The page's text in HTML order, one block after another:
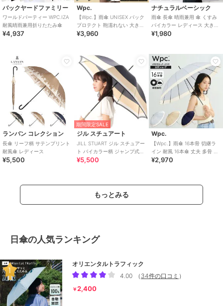
バックヤードファミリー
ワールドパーティー WPC.IZA
耐風晴雨兼用折りたたみ傘
¥4,937
Wpc.
【Wpc.】雨傘 UNISEX バック
プロテクト 鞄濡れない 大きい
傘 耐風 ジャンプ傘
¥3,960
ナチュラルベーシック
雨傘 長傘 晴雨兼用 傘 くすみ
バイカラー レディース 大き目
軽量 耐風 丈夫 ジャンプ式
¥1,980
ランバン コレクション
長傘 リーフ柄 サテンプリント
耐風傘 レディース
¥5,500
期間限定SALE
ジル スチュアート
JILL STUART ジル スチュアー
ト バイカラー柄 ジャンプ式耐
風雨傘（長傘）
¥5,500
Wpc.
【Wpc.】雨傘 16本骨 切継ラ
イン 耐風 16本傘 丈夫 多骨 傘
レディース おしゃれ 長傘
¥2,970
もっとみる
日傘の人気ランキング
オリエンタルトラフィック
4.00
（ 34件の口コミ ）
￥2,400